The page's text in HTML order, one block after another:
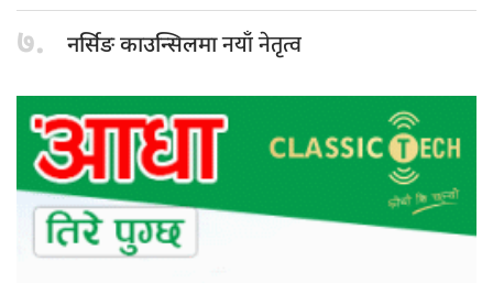
७. नर्सिङ काउन्सिलमानयाँ नेतृत्व